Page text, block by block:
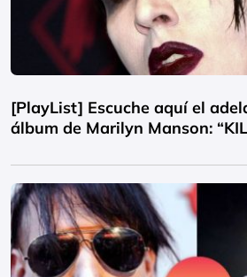
[PlayList] Escuche aquí el
álbum de Marilyn Manson: